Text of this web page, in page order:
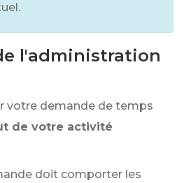
l'administration
votre demande de temps
de votre activité
doit comporter les